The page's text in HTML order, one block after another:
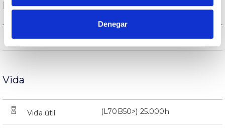
Denegar
Rendimiento
Flujo luminoso (lm) 603lm
Vida
Vida útil (L70B50>) 25.000h